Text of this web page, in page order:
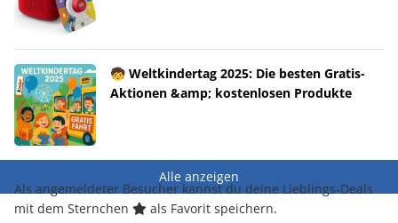
🧒 Weltkindertag 2025: Die besten Gratis-
Aktionen &amp; kostenlosen Produkte
Alle anzeigen
Als angemeldeter Besucher kannst du deine Lieblings-Deals
mit dem Sternchen
als Favorit speichern.